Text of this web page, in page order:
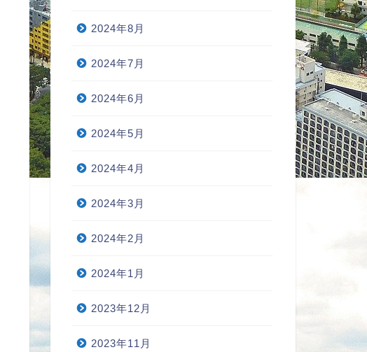
2024年8月
2024年7月
2024年6月
2024年5月
2024年4月
2024年3月
2024年2月
2024年1月
2023年12月
2023年11月